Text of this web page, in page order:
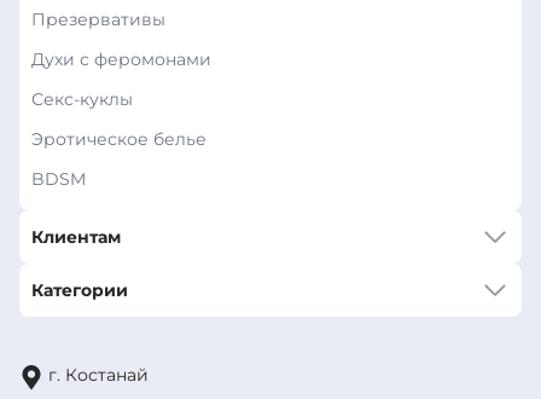
Презервативы
Духи с феромонами
Секс-куклы
Эротическое белье
BDSM
Клиентам
Категории
г. Костанай